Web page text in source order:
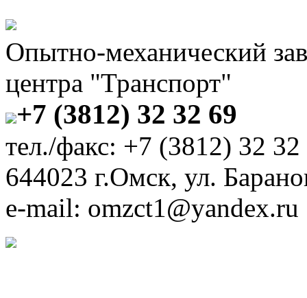
Опытно-механический
центра "Транспорт"
+7 (3812) 32 32 69
тел./факс: +7 (3812) 32 32
644023 г.Омск, ул.
e-mail: omzct1@yandex.ru